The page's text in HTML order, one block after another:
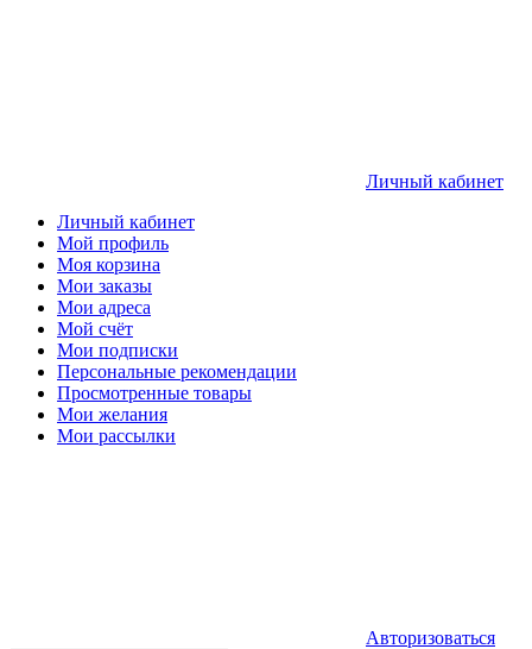
Личный кабинет
Личный кабинет
Мой профиль
Моя корзина
Мои заказы
Мои адреса
Мой счёт
Мои подписки
Персональные рекомендации
Просмотренные товары
Мои желания
Мои рассылки
Авторизоваться